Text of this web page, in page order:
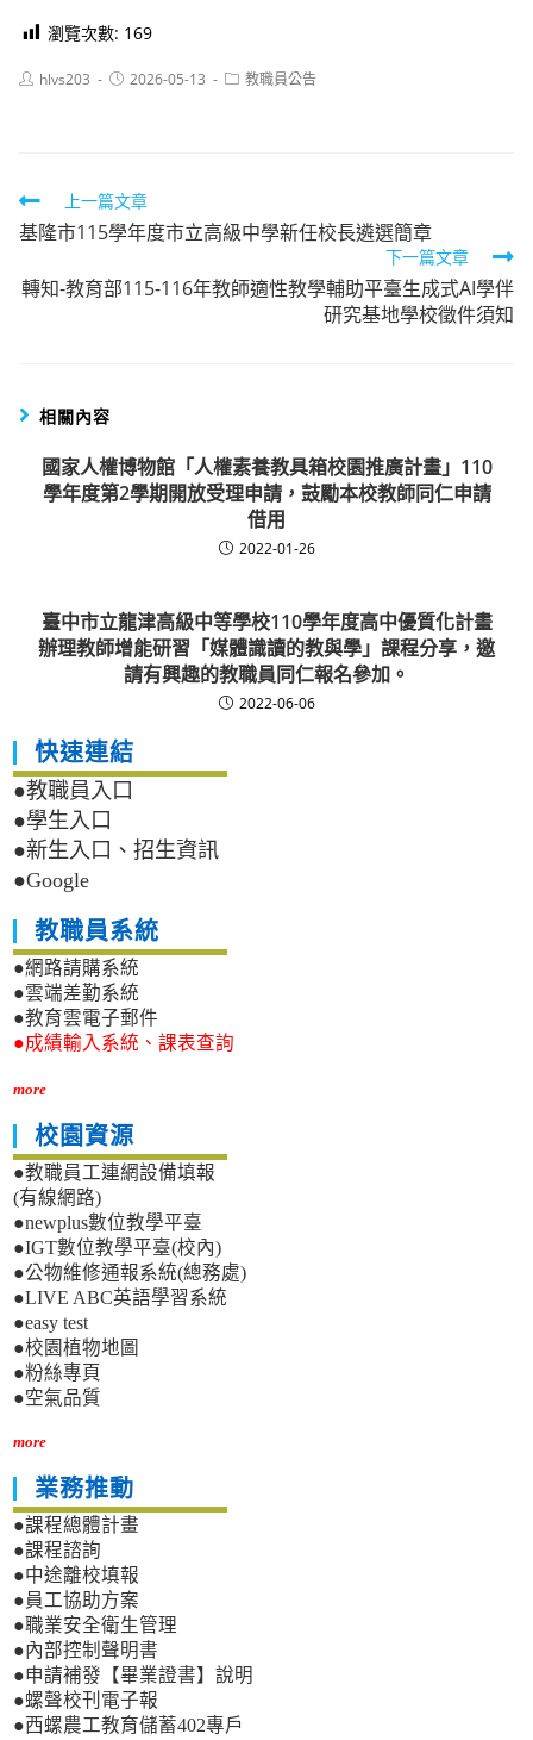
瀏覽次數: 169
Posthlvs203
Post2026-05-13
Post教職員公告
Read
more
articles
上一篇文章
基隆市115學年度市立高級中學新任校長遴選簡章
下一篇文章
轉知-教育部115-116年教師適性教學輔助平臺生成式AI學伴
研究基地學校徵件須知
相關內容
國家人權博物館「人權素養教具箱校園推廣計畫」110
學年度第2學期開放受理申請，鼓勵本校教師同仁申請
借用
2022-01-26
臺中市立龍津高級中等學校110學年度高中優質化計畫
辦理教師增能研習「媒體識讀的教與學」課程分享，邀
請有興趣的教職員同仁報名參加。
2022-06-06
快速連結
●教職員入口
●學生入口
●新生入口、招生資訊
●Google
教職員系統
●網路請購系統
●雲端差勤系統
●教育雲電子郵件
●成績輸入系統、課表查詢
more
校園資源
●教職員工連網設備填報
(有線網路)
●newplus數位教學平臺
●IGT數位教學平臺(校內)
●公物維修通報系統(總務處)
●LIVE ABC英語學習系統
●easy test
●校園植物地圖
●粉絲專頁
●空氣品質
more
業務推動
●課程總體計畫
●課程諮詢
●中途離校填報
●員工協助方案
●職業安全衛生管理
●內部控制聲明書
●申請補發【畢業證書】說明
●螺聲校刊電子報
●西螺農工教育儲蓄402專戶